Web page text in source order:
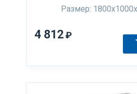
Размер:
4 812₽